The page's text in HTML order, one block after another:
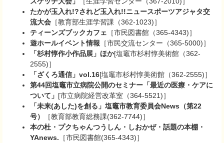
たかが玉入れ!?されど玉入れ!!ニュースポーツアジャタ交
流大会 ［教育部生涯学習課（362-1023)］
ティーンズブックカフェ ［市民図書館（365-4343)］
遊ホールイベント情報 ［市民交流センター（365-5000)］
「杉村惇作小作品展」ほか[塩竈市杉村惇美術館（362-
2555)］
「ざくろ通信」vol.16[塩竈市杉村惇美術館（362-2555)］
第44回塩竈市立病院公開のセミナー「最近の医療・ケアに
ついて」 [市立病院経営改革室（364-5521)］
「未来(あした)を創る」塩竈市教育委員会News（第22
号）
［教育部教育総務課(362-7744)］
本の杜・プクちゃんつうしん・しおかぜ・話題の本棚・
YAnews. ［市民図書館(365-4343)］